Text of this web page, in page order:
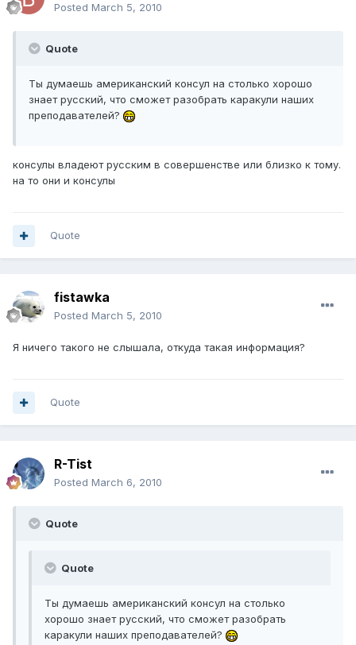
Posted March 5, 2010
Quote
Ты думаешь американский консул на столько хорошо
знает русский, что сможет разобрать каракули наших
преподавателей?
консулы владеют русским в совершенстве или близко к тому.
на то они и консулы
Quote
fistawka
Posted March 5, 2010
Я ничего такого не слышала, откуда такая информация?
Quote
R-Tist
Posted March 6, 2010
Quote
Quote
Ты думаешь американский консул на столько
хорошо знает русский, что сможет разобрать
каракули наших преподавателей?